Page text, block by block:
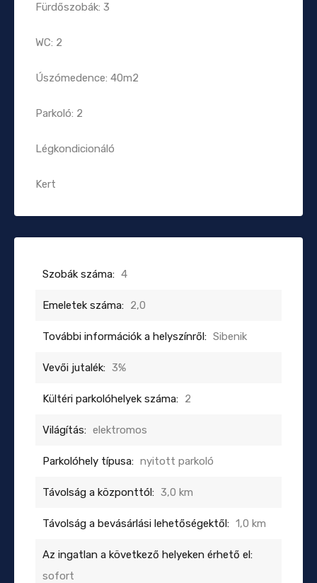
Fürdőszobák: 3
WC: 2
Úszómedence: 40m2
Parkoló: 2
Légkondicionáló
Kert
Szobák száma: 4
Emeletek száma: 2,0
További információk a helyszínről: Sibenik
Vevői jutalék: 3%
Kültéri parkolóhelyek száma: 2
Világítás: elektromos
Parkolóhely típusa: nyitott parkoló
Távolság a központtól: 3,0 km
Távolság a bevásárlási lehetőségektől: 1,0 km
Az ingatlan a következő helyeken érhető el:
sofort